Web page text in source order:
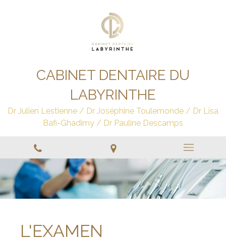
CABINET DENTAIRE DU
LABYRINTHE
Dr Julien Lestienne / Dr Joséphine Toulemonde / Dr Lisa
Bafi-Ghadimy / Dr Pauline Descamps
L'EXAMEN